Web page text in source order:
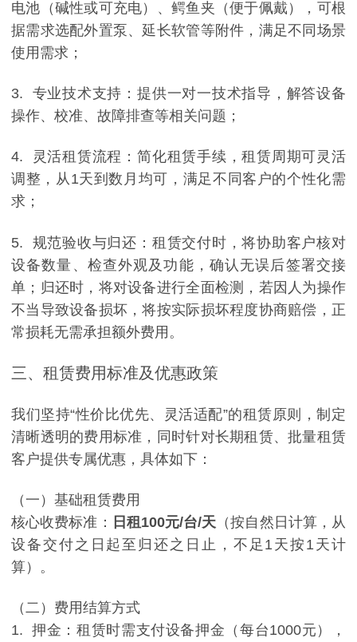
电池（碱性或可充电）、鳄鱼夹（便于佩戴），可根
据需求选配外置泵、延长软管等附件，满足不同场景
使用需求；
3. 专业技术支持：提供一对一技术指导，解答设备
操作、校准、故障排查等相关问题；
4. 灵活租赁流程：简化租赁手续，租赁周期可灵活
调整，从1天到数月均可，满足不同客户的个性化需
求；
5. 规范验收与归还：租赁交付时，将协助客户核对
设备数量、检查外观及功能，确认无误后签署交接
单；归还时，将对设备进行全面检测，若因人为操作
不当导致设备损坏，将按实际损坏程度协商赔偿，正
常损耗无需承担额外费用。
三、租赁费用标准及优惠政策
我们坚持“性价比优先、灵活适配”的租赁原则，制定
清晰透明的费用标准，同时针对长期租赁、批量租赁
客户提供专属优惠，具体如下：
（一）基础租赁费用
核心收费标准：
日租100元/台/天 （按自然日计算，从
设备交付之日起至归还之日止，不足1天按1天计
算）。
（二）费用结算方式
1. 押金：租赁时需支付设备押金（每台1000元），